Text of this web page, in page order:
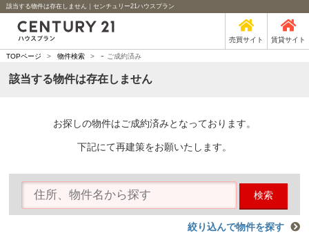
該当する物件は存在しません｜センチュリー21ハウスプラン
売買サイト 賃貸サイト
TOPページ > 物件検索 > - ご成約済み
該当する物件は存在しません
お探しの物件はご成約済みとなっております。
下記にて再建策をお願いたします。
検索
絞り込んで物件を探す